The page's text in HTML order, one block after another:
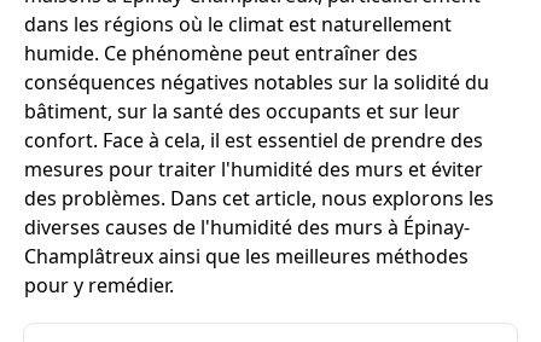
dans les régions où le climat est naturellement
humide. Ce phénomène peut entraîner des
conséquences négatives notables sur la solidité du
bâtiment, sur la santé des occupants et sur leur
confort. Face à cela, il est essentiel de prendre des
mesures pour traiter l'humidité des murs et éviter
des problèmes. Dans cet article, nous explorons les
diverses causes de l'humidité des murs à Épinay-
Champlâtreux ainsi que les meilleures méthodes
pour y remédier.